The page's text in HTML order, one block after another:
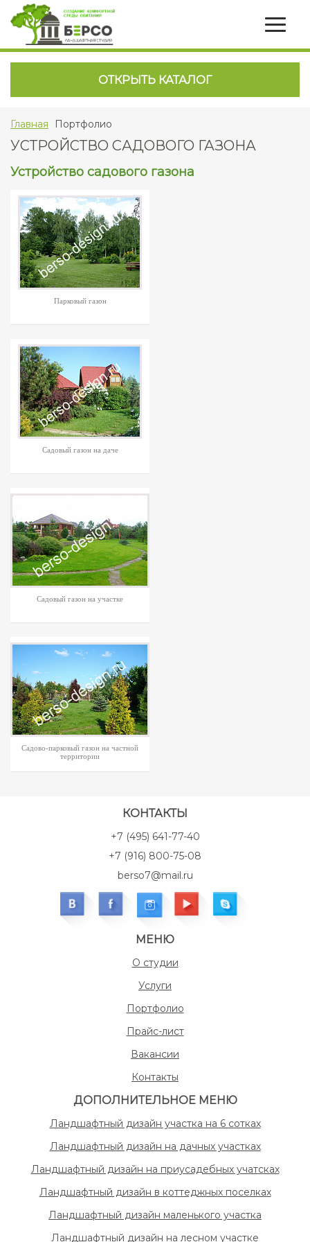
ОТКРЫТЬ КАТАЛОГ
Главная Портфолио
УСТРОЙСТВО САДОВОГО ГАЗОНА
Устройство садового газона
Парковый газон
Садовый газон на даче
Садовый газон на участке
Садово-парковый газон на частной
территории
КОНТАКТЫ
+7 (495) 641-77-40
+7 (916) 800-75-08
berso7@mail.ru
МЕНЮ
О студии
Услуги
Портфолио
Прайс-лист
Вакансии
Контакты
ДОПОЛНИТЕЛЬНОЕ МЕНЮ
Ландшафтный дизайн участка на 6 сотках
Ландшафтный дизайн на дачных участках
Ландшафтный дизайн на приусадебных учатсках
Ландшафтный дизайн в коттеджных поселках
Ландшафтный дизайн маленького участка
Ландшафтный дизайн на лесном участке